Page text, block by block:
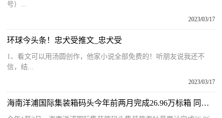
号）...
2023/03/17
环球今头条！忠犬受推文_忠犬受
1、看文可以用汤圆创作，他家小说全部免费的！听朋友说我还不
信，结...
2023/03/17
海南洋浦国际集装箱码头今年前两月完成26.96万标箱 同比增长8％